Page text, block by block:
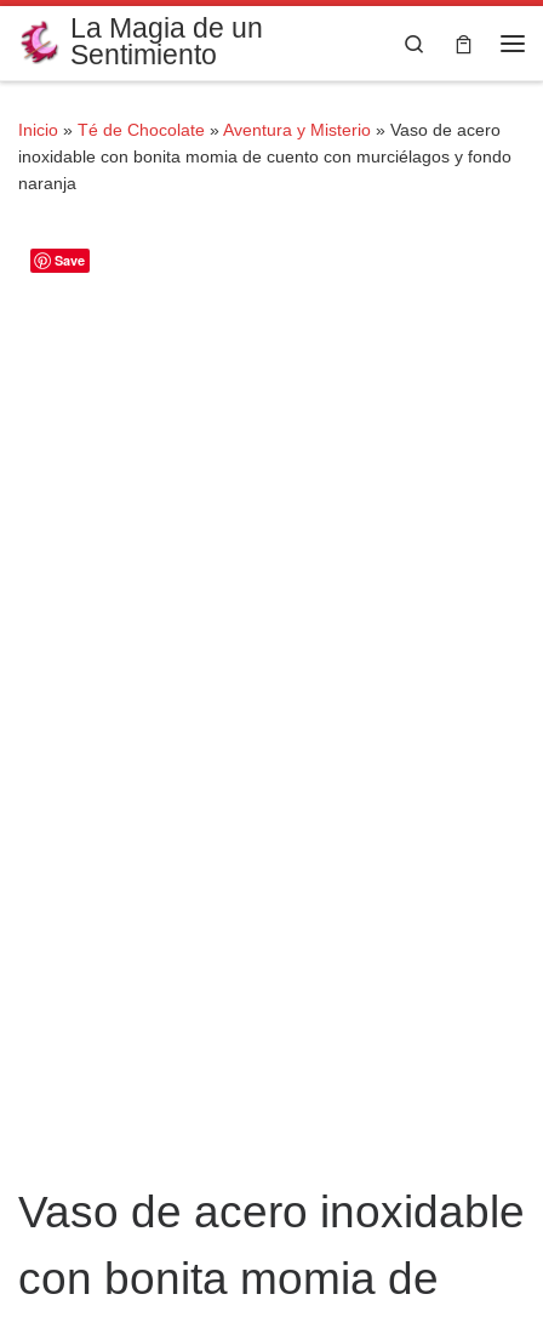
Saltar al contenido
La Magia de un
Sentimiento
Search
Inicio » Té de Chocolate »Aventura y Misterio » Vaso de acero
inoxidable con bonita momia de cuento con murciélagos y fondo
naranja
Save
Vaso de acero inoxidable
con bonita momia de